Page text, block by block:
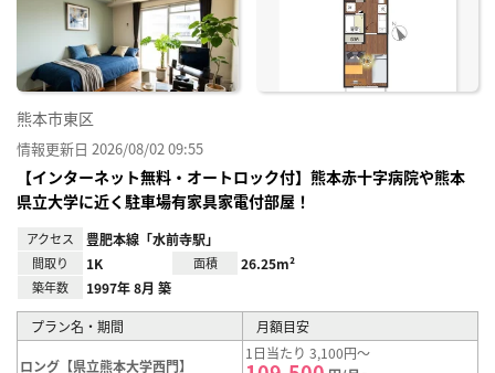
熊本市東区
情報更新日 2026/08/02 09:55
【インターネット無料・オートロック付】熊本赤十字病院や熊本
県立大学に近く駐車場有家具家電付部屋！
アクセス 豊肥本線「水前寺駅」
間取り 1K 面積 26.25m²
築年数 1997年 8月 築
プラン名・期間 月額目安
ロング【県立熊本大学西門】
1日当たり 3,100円～